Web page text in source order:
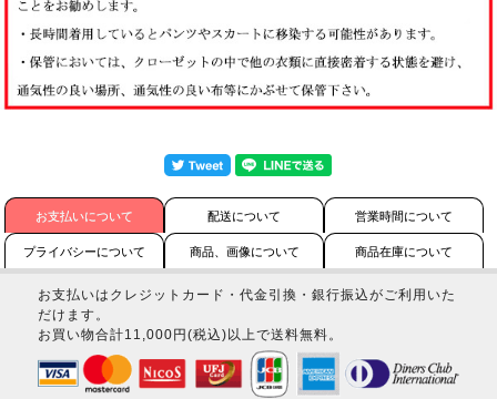
お支払いについて 配送について 営業時間について
プライバシーについて 商品、画像について 商品在庫について
お支払いはクレジットカード・代金引換・銀行振込がご利用いた
だけます。
お買い物合計11,000円(税込)以上で送料無料。